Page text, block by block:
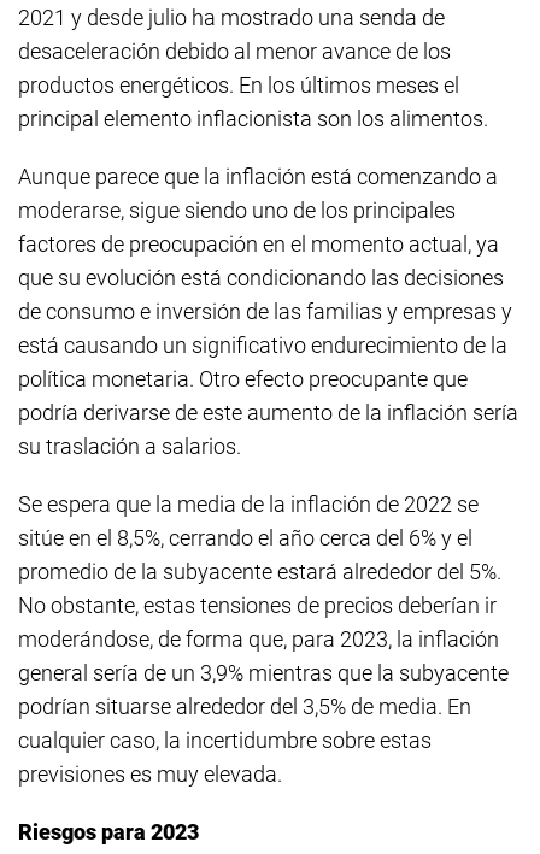
2021 y desde julio ha mostrado una senda de
desaceleración debido al menor avance de los
productos energéticos. En los últimos meses el
principal elemento inflacionista son los alimentos.
Aunque parece que la inflación está comenzando a
moderarse, sigue siendo uno de los principales
factores de preocupación en el momento actual, ya
que su evolución está condicionando las decisiones
de consumo e inversión de las familias y empresas y
está causando un significativo endurecimiento de la
política monetaria. Otro efecto preocupante que
podría derivarse de este aumento de la inflación sería
su traslación a salarios.
Se espera que la media de la inflación de 2022 se
sitúe en el 8,5%, cerrando el año cerca del 6% y el
promedio de la subyacente estará alrededor del 5%.
No obstante, estas tensiones de precios deberían ir
moderándose, de forma que, para 2023, la inflación
general sería de un 3,9% mientras que la subyacente
podrían situarse alrededor del 3,5% de media. En
cualquier caso, la incertidumbre sobre estas
previsiones es muy elevada.
Riesgos para 2023